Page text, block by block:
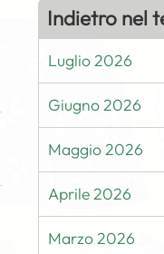
Indietro nel
Luglio 2026
Giugno 2026
Maggio 2026
Aprile 2026
Marzo 2026